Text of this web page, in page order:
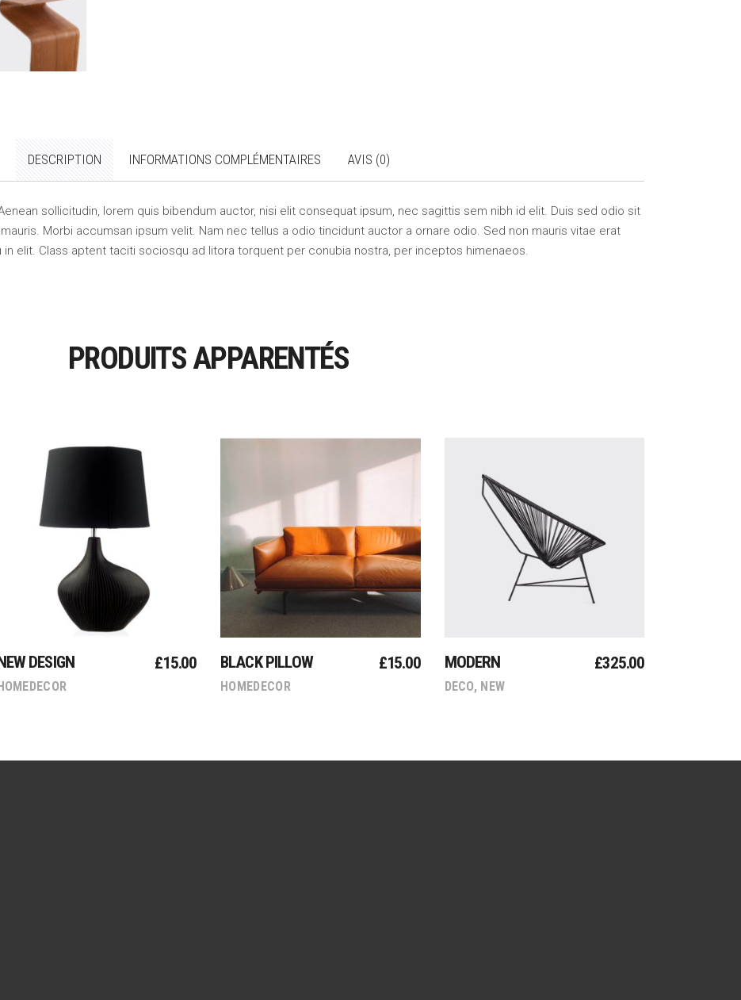
DESCRIPTION INFORMATIONS COMPLÉMENTAIRES AVIS (0)
sollicitudin, lorem quis bibendum auctor, nisi elit consequat ipsum, nec sagittis sem nibh id elit. Duis sed odio sit
Morbi accumsan ipsum velit. Nam nec tellus a odio tincidunt auctor a ornare odio. Sed non mauris vitae erat
elit. Class aptent taciti sociosqu ad litora torquent per conubia nostra, per inceptos himenaeos.
PRODUITS APPARENTÉS
Ajouter Au Panier
DESIGN £15.00
Ajouter Au Panier
BLACK PILLOW £15.00
HOMEDECOR
Ajouter Au Panier
MODERN £325.00
DECO, NEW